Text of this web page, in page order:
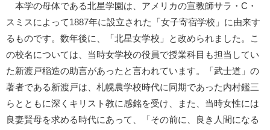
本学の母体である北星学園は、アメリカの宣教師サラ・C・
スミスによって1887年に設立された「女子寄宿学校」に由来す
るものです。数年後に、「北星女学校」と改められました。こ
の校名については、当時女学校の役員で授業科目も担当してい
た新渡戸稲造の助言があったと言われています。「武士道」の
著者である新渡戸は、札幌農学校時代に同期であった内村鑑三
らとともに深くキリスト教に感銘を受け、また、当時女性には
良妻賢母を求める時代にあって、「その前に、良き人間になる